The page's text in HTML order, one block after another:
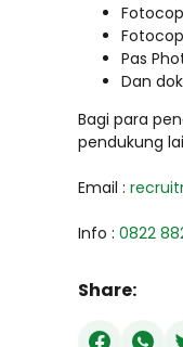
Pas
Dan
Bagi para
pendukung
Email :
Info : 0822
Share: